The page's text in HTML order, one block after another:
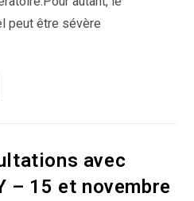
peut être sévère
avec
– 15 et novembre